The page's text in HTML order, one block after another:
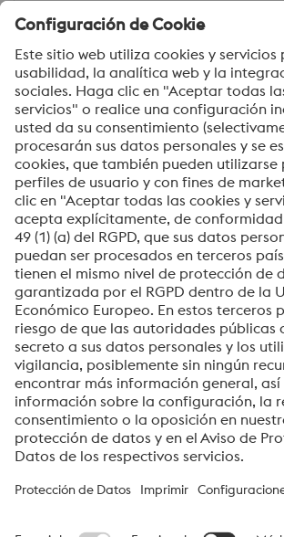
Mensaje*
Sí, me gustaría recibir información
invitaciones y otra información
Enviar
Verificación Anti-Robot
Haga clic para iniciar la verificación
FriendlyCaptcha
voestalpine High Performance Metals
voestalpine High Performance Metals del Perú
de ventas en Perú de la división High
división se enfoca en segmentos de
herramientas y otros aceros especiales.